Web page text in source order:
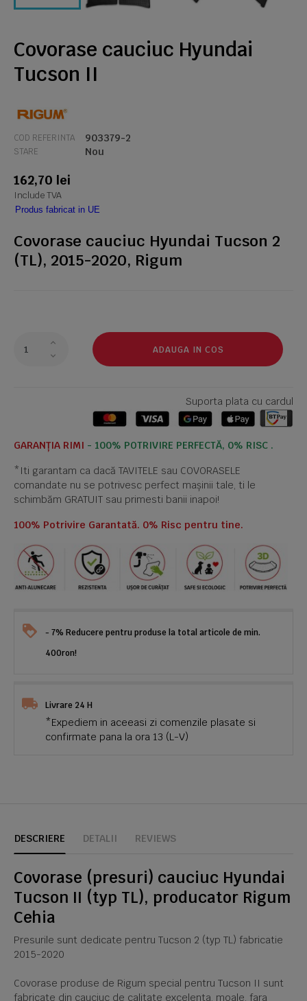
Covorase cauciuc Hyundai
Tucson II
COD REFERINTA 903379-2
STARE Nou
162,70 lei
Include TVA
Produs fabricat in UE
Covorase cauciuc Hyundai Tucson 2
(TL), 2015-2020, Rigum
ADAUGA IN COS
Suporta plata cu cardul
GARANȚIA RIMI - 100% POTRIVIRE PERFECTĂ, 0% RISC .
*Iti garantam ca dacă TAVITELE sau COVORASELE
comandate nu se potrivesc perfect mașinii tale, ti le
schimbăm GRATUIT sau primesti banii inapoi!
100% Potrivire Garantată. 0% Risc pentru tine.
- 7% Reducere pentru produse la total articole de min.
400ron!
Livrare 24 H
*Expediem in aceeasi zi comenzile plasate si
confirmate pana la ora 13 (L-V)
DESCRIERE DETALII REVIEWS
Covorase (presuri) cauciuc Hyundai
Tucson II (typ TL), producator Rigum
Cehia
Presurile sunt dedicate pentru Tucson 2 (typ TL) fabricatie
2015-2020
Covorase produse de Rigum special pentru Tucson II sunt
fabricate din cauciuc de calitate excelenta, moale, fara